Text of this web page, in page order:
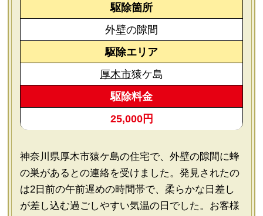
駆除箇所
外壁の隙間
駆除エリア
厚木市猿ケ島
駆除料金
25,000円
神奈川県厚木市猿ケ島の住宅で、外壁の隙間に蜂
の巣があるとの連絡を受けました。発見されたの
は2日前の午前遅めの時間帯で、柔らかな日差し
が差し込む過ごしやすい気温の日でした。お客様